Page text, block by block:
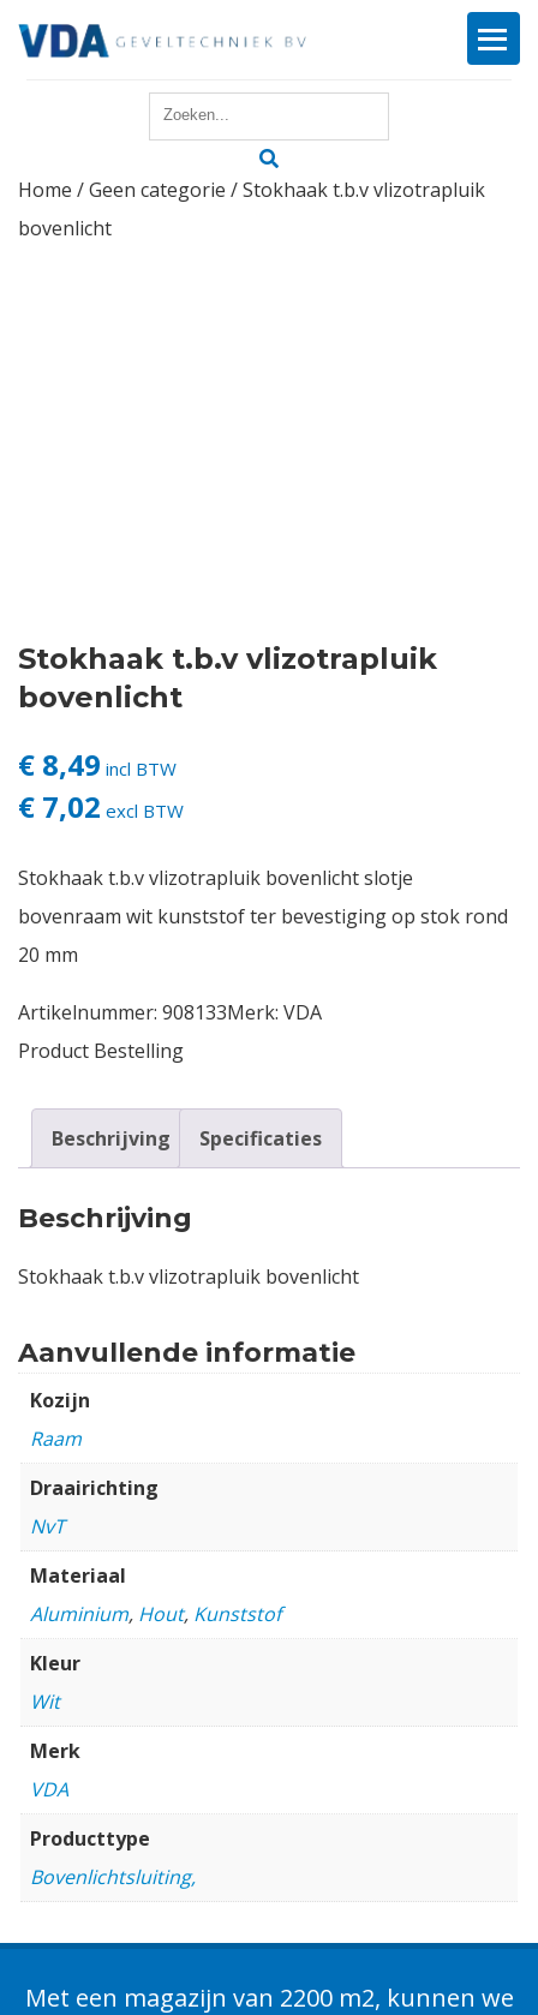
Reparatie
Login
Home /Geen categorie / Stokhaak t.b.v vlizotrapluik
bovenlicht
Stokhaak t.b.v vlizotrapluik
bovenlicht
€ 8,49 incl BTW
€ 7,02 excl BTW
Stokhaak t.b.v vlizotrapluik bovenlicht slotje
bovenraam wit kunststof ter bevestiging op stok rond
20 mm
Artikelnummer: 908133Merk: VDA
Product Bestelling
Beschrijving Specificaties
Beschrijving
Stokhaak t.b.v vlizotrapluik bovenlicht
Aanvullende informatie
Kozijn
Raam
Draairichting
NvT
Materiaal
Aluminium, Hout, Kunststof
Kleur
Wit
Merk
VDA
Producttype
Bovenlichtsluiting,
Met een magazijn van 2200 m2, kunnen we